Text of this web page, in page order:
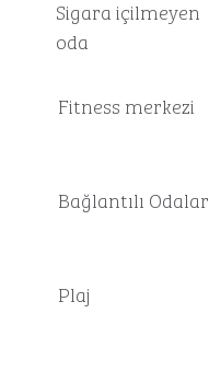
Sigara içilmeyen
oda
Fitness merkezi
Bağlantılı Odalar
Plaj